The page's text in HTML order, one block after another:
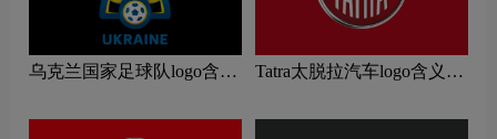
乌克兰国家足球队logo含义
Tatra太脱拉汽车logo含义及